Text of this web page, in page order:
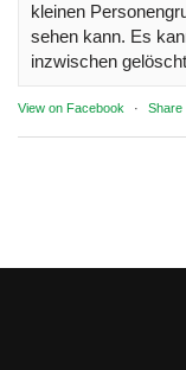
kleinen
sehen kann. Es
inzwischen
View on Facebook · Share